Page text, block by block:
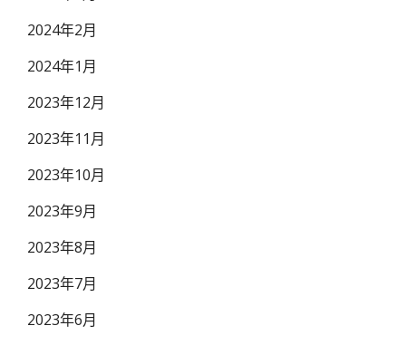
2024年2月
2024年1月
2023年12月
2023年11月
2023年10月
2023年9月
2023年8月
2023年7月
2023年6月